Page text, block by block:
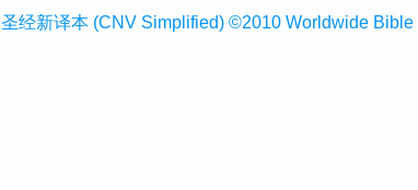
圣经新译本 (CNV Simplified) ©2010 Worldwide Bible